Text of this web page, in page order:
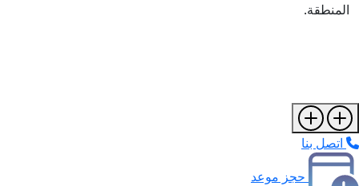
المنطقة.
اتصل بنا
حجز موعد